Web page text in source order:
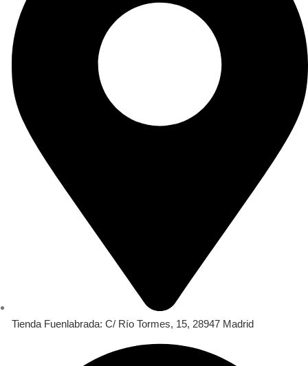
Tienda Fuenlabrada: C/ Río Tormes, 15, 28947 Madrid